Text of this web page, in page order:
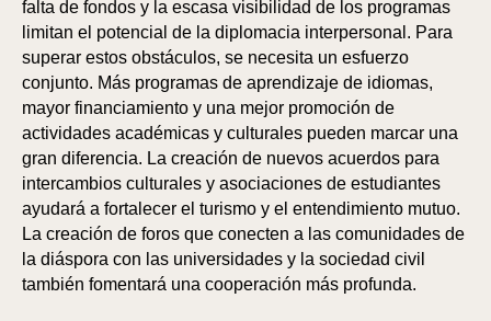
falta de fondos y la escasa visibilidad de los programas
limitan el potencial de la diplomacia interpersonal. Para
superar estos obstáculos, se necesita un esfuerzo
conjunto. Más programas de aprendizaje de idiomas,
mayor financiamiento y una mejor promoción de
actividades académicas y culturales pueden marcar una
gran diferencia. La creación de nuevos acuerdos para
intercambios culturales y asociaciones de estudiantes
ayudará a fortalecer el turismo y el entendimiento mutuo.
La creación de foros que conecten a las comunidades de
la diáspora con las universidades y la sociedad civil
también fomentará una cooperación más profunda.